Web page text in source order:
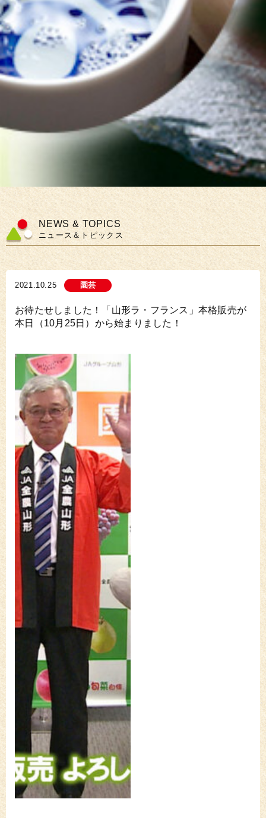
NEWS & TOPICS
ニュース＆トピックス
2021.10.25 園芸
お待たせしました！「山形ラ・フランス」本格販売が
本日（10月25日）から始まりました！